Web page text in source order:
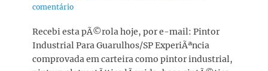
on
comentário
Recebi esta pÃ©rola hoje, por e-mail: Pintor
Industrial Para Guarulhos/SP ExperiÃªncia
comprovada em carteira como pintor industrial,